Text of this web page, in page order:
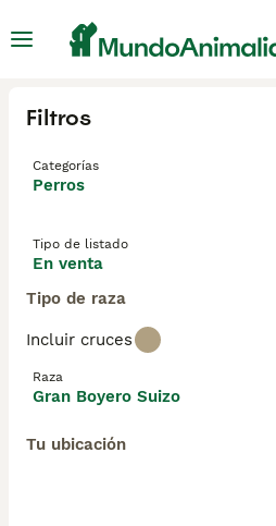
Filtros
Categorías
Perros
Tipo de listado
En venta
Tipo de raza
Incluir cruces
Raza
Gran Boyero Suizo
Tu ubicación